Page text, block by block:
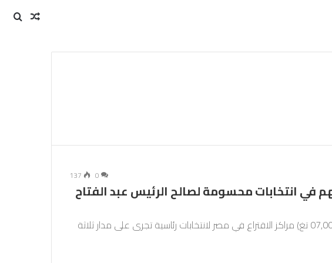
مقال
0
137
في انتخابات محسومة لصالح الرئيس عبد الفتاح
فتحت عند الساعة التاسعة صباحا (07,00 تغ) مراكز الاقتراع في مصر لانتخابات رئاسية تجرى على مدار ثلاثة